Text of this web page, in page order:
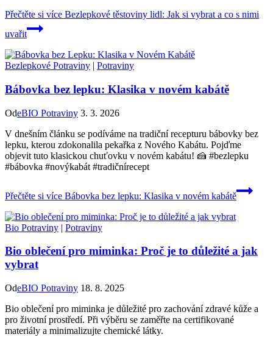
Přečtěte si více Bezlepkové těstoviny lidl: Jak si vybrat a co s nimi
uvařit
Bezlepkové Potraviny | Potraviny
Bábovka bez lepku: Klasika v novém kabátě
OdeBIO Potraviny 3. 3. 2026
V dnešním článku se podíváme na tradiční recepturu bábovky bez
lepku, kterou zdokonalila pekařka z Nového Kabátu. Pojďme
objevit tuto klasickou chuťovku v novém kabátu! 🍰 #bezlepku
#bábovka #novýkabát #tradičnírecept
Přečtěte si více Bábovka bez lepku: Klasika v novém kabátě
Bio Potraviny | Potraviny
Bio oblečení pro miminka: Proč je to důležité a jak
vybrat
OdeBIO Potraviny 18. 8. 2025
Bio oblečení pro miminka je důležité pro zachování zdravé kůže a
pro životní prostředí. Při výběru se zaměřte na certifikované
materiály a minimalizujte chemické látky.